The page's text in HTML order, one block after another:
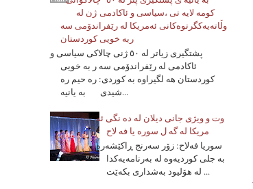
کومه لایه تی ،سیاسی و ئاکادمی ژن له
وڵاتەیەکگرتوەکانی ئەمریکا له رێفراندۆمی سه
ربه خویی کوردستان
پشتگیری زیاتر له ٥٠ ژنی چالاکی سیاسی و
ئاکادمی له رێفراندۆمی سه ر به خویی
کوردستان هه لگیراوه به کوردی: ره حیم ره
شیدی به یانیه...
وت و ویژی جانی دیلان له ده نگی ئه
مریکا له گه ل سوره یا فه لاح
سوریا فه‌لاح: زۆر سه‌رنج ڕاکێشه‌ره‌
به‌ جلی کوردیه‌وه‌ له‌ به‌رنامه‌یه‌کدا
له‌ هۆلیود به‌شداری بکه‌ێت ...